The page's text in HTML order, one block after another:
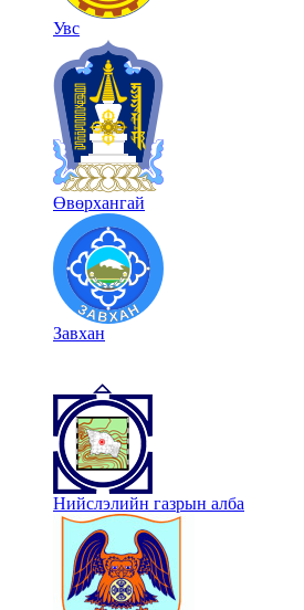
Увс
Өвөрхангай
Завхан
Нийслэлийн газрын алба